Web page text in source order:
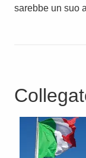
sarebbe un suo